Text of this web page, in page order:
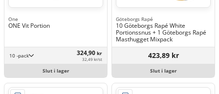
One
ONE Vit Portion
10 -pack 324,90 kr
32,49 kr/st
Slut i lager
Göteborgs Rapé
10 Göteborgs Rapé White
Portionssnus + 1 Göteborgs Rapé
Masthugget Mixpack
423,89 kr
Slut i lager